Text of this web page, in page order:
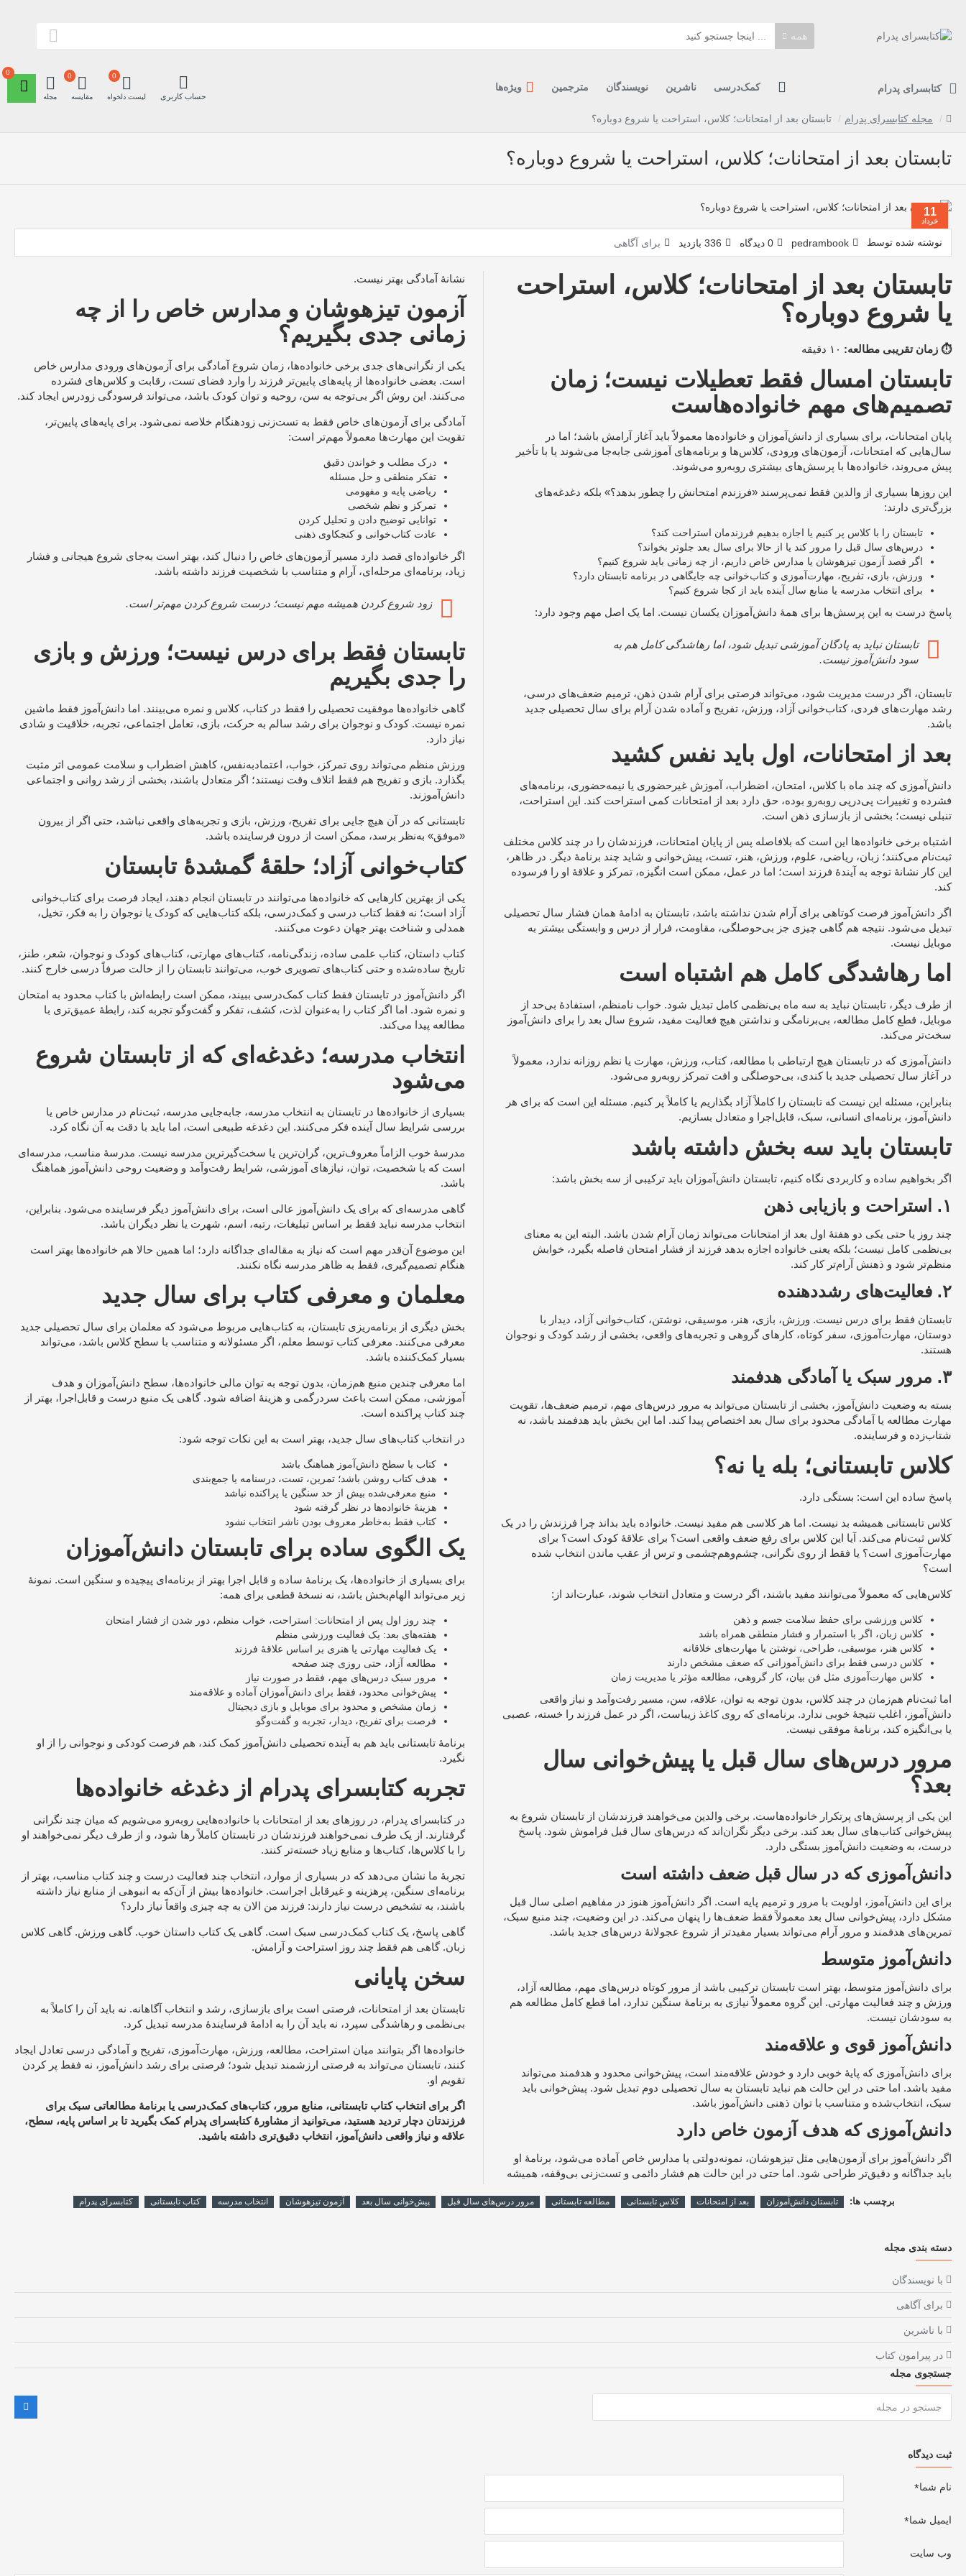
همه
کتابسرای پدرام کمک‌درسی ناشرین نویسندگان مترجمین ویژه‌ها
حساب کاربری لیست دلخواه
0
مقایسه
0
مجله
0
مجله کتابسرای پدرام تابستان بعد از امتحانات؛ کلاس، استراحت یا شروع دوباره؟
تابستان بعد از امتحانات؛ کلاس، استراحت یا شروع دوباره؟
11
خرداد
نوشته شده توسط pedrambook 0 دیدگاه 336 بازدید برای آگاهی
تابستان بعد از امتحانات؛ کلاس، استراحت
یا شروع دوباره؟
⏱ زمان تقریبی مطالعه:
تابستان امسال فقط تعطیلات نیست؛ زمان
تصمیم‌های مهم خانواده‌هاست
پایان امتحانات، برای بسیاری از دانش‌آموزان و خانواده‌ها معمولاً باید آغاز آرامش باشد؛ اما در
سال‌هایی که امتحانات، آزمون‌های ورودی، کلاس‌ها و برنامه‌های آموزشی جابه‌جا می‌شوند یا با تأخیر
پیش می‌روند، خانواده‌ها با پرسش‌های بیشتری روبه‌رو می‌شوند.
این روزها بسیاری از والدین فقط نمی‌پرسند «فرزندم امتحانش را چطور بدهد؟» بلکه دغدغه‌های
بزرگ‌تری دارند:
تابستان را با کلاس پر کنیم یا اجازه بدهیم فرزندمان استراحت کند؟
درس‌های سال قبل را مرور کند یا از حالا برای سال بعد جلوتر بخواند؟
اگر قصد آزمون تیزهوشان یا مدارس خاص داریم، از چه زمانی باید شروع کنیم؟
ورزش، بازی، تفریح، مهارت‌آموزی و کتاب‌خوانی چه جایگاهی در برنامه تابستان دارد؟
برای انتخاب مدرسه یا منابع سال آینده باید از کجا شروع کنیم؟
پاسخ درست به این پرسش‌ها برای همهٔ دانش‌آموزان یکسان نیست. اما یک اصل مهم وجود دارد:
تابستان نباید به پادگان آموزشی تبدیل شود، اما رهاشدگی کامل هم به
سود دانش‌آموز نیست.
تابستان، اگر درست مدیریت شود، می‌تواند فرصتی برای آرام شدن ذهن، ترمیم ضعف‌های درسی،
رشد مهارت‌های فردی، کتاب‌خوانی آزاد، ورزش، تفریح و آماده شدن آرام برای سال تحصیلی جدید
باشد.
بعد از امتحانات، اول باید نفس کشید
دانش‌آموزی که چند ماه با کلاس، امتحان، اضطراب، آموزش غیرحضوری یا نیمه‌حضوری، برنامه‌های
فشرده و تغییرات پی‌درپی روبه‌رو بوده، حق دارد بعد از امتحانات کمی استراحت کند. این استراحت،
تنبلی نیست؛ بخشی از بازسازی ذهن است.
اشتباه برخی خانواده‌ها این است که بلافاصله پس از پایان امتحانات، فرزندشان را در چند کلاس مختلف
ثبت‌نام می‌کنند؛ زبان، ریاضی، علوم، ورزش، هنر، تست، پیش‌خوانی و شاید چند برنامهٔ دیگر. در ظاهر،
این کار نشانهٔ توجه به آیندهٔ فرزند است؛ اما در عمل، ممکن است انگیزه، تمرکز و علاقهٔ او را فرسوده
کند.
اگر دانش‌آموز فرصت کوتاهی برای آرام شدن نداشته باشد، تابستان به ادامهٔ همان فشار سال تحصیلی
تبدیل می‌شود. نتیجه هم گاهی چیزی جز بی‌حوصلگی، مقاومت، فرار از درس و وابستگی بیشتر به
موبایل نیست.
اما رهاشدگی کامل هم اشتباه است
از طرف دیگر، تابستان نباید به سه ماه بی‌نظمی کامل تبدیل شود. خواب نامنظم، استفادهٔ بی‌حد از
موبایل، قطع کامل مطالعه، بی‌برنامگی و نداشتن هیچ فعالیت مفید، شروع سال بعد را برای دانش‌آموز
سخت‌تر می‌کند.
دانش‌آموزی که در تابستان هیچ ارتباطی با مطالعه، کتاب، ورزش، مهارت یا نظم روزانه ندارد، معمولاً
در آغاز سال تحصیلی جدید با کندی، بی‌حوصلگی و افت تمرکز روبه‌رو می‌شود.
بنابراین، مسئله این نیست که تابستان را کاملاً آزاد بگذاریم یا کاملاً پر کنیم. مسئله این است که برای هر
دانش‌آموز، برنامه‌ای انسانی، سبک، قابل‌اجرا و متعادل بسازیم.
تابستان باید سه بخش داشته باشد
اگر بخواهیم ساده و کاربردی نگاه کنیم، تابستان دانش‌آموزان باید ترکیبی از سه بخش باشد:
۱. استراحت و بازیابی ذهن
چند روز یا حتی یکی دو هفتهٔ اول بعد از امتحانات می‌تواند زمان آرام شدن باشد. البته این به معنای
بی‌نظمی کامل نیست؛ بلکه یعنی خانواده اجازه بدهد فرزند از فشار امتحان فاصله بگیرد، خوابش
منظم‌تر شود و ذهنش آرام‌تر کار کند.
۲. فعالیت‌های رشددهنده
تابستان فقط برای درس نیست. ورزش، بازی، هنر، موسیقی، نوشتن، کتاب‌خوانی آزاد، دیدار با
دوستان، مهارت‌آموزی، سفر کوتاه، کارهای گروهی و تجربه‌های واقعی، بخشی از رشد کودک و نوجوان
هستند.
۳. مرور سبک یا آمادگی هدفمند
بسته به وضعیت دانش‌آموز، بخشی از تابستان می‌تواند به مرور درس‌های مهم، ترمیم ضعف‌ها، تقویت
مهارت مطالعه یا آمادگی محدود برای سال بعد اختصاص پیدا کند. اما این بخش باید هدفمند باشد، نه
شتاب‌زده و فرساینده.
کلاس تابستانی؛ بله یا نه؟
پاسخ ساده این است: بستگی دارد.
کلاس تابستانی همیشه بد نیست. اما هر کلاسی هم مفید نیست. خانواده باید بداند چرا فرزندش را در یک
کلاس ثبت‌نام می‌کند. آیا این کلاس برای رفع ضعف واقعی است؟ برای علاقهٔ کودک است؟ برای
مهارت‌آموزی است؟ یا فقط از روی نگرانی، چشم‌وهم‌چشمی و ترس از عقب ماندن انتخاب شده
است؟
کلاس‌هایی که معمولاً می‌توانند مفید باشند، اگر درست و متعادل انتخاب شوند، عبارت‌اند از:
کلاس ورزشی برای حفظ سلامت جسم و ذهن
کلاس زبان، اگر با استمرار و فشار منطقی همراه باشد
کلاس هنر، موسیقی، طراحی، نوشتن یا مهارت‌های خلاقانه
کلاس درسی فقط برای دانش‌آموزانی که ضعف مشخص دارند
کلاس مهارت‌آموزی مثل فن بیان، کار گروهی، مطالعه مؤثر یا مدیریت زمان
اما ثبت‌نام هم‌زمان در چند کلاس، بدون توجه به توان، علاقه، سن، مسیر رفت‌وآمد و نیاز واقعی
دانش‌آموز، اغلب نتیجهٔ خوبی ندارد. برنامه‌ای که روی کاغذ زیباست، اگر در عمل فرزند را خسته، عصبی
یا بی‌انگیزه کند، برنامهٔ موفقی نیست.
مرور درس‌های سال قبل یا پیش‌خوانی سال
بعد؟
این یکی از پرسش‌های پرتکرار خانواده‌هاست. برخی والدین می‌خواهند فرزندشان از تابستان شروع به
پیش‌خوانی کتاب‌های سال بعد کند. برخی دیگر نگران‌اند که درس‌های سال قبل فراموش شود. پاسخ
درست، به وضعیت دانش‌آموز بستگی دارد.
دانش‌آموزی که در سال قبل ضعف داشته است
برای این دانش‌آموز، اولویت با مرور و ترمیم پایه است. اگر دانش‌آموز هنوز در مفاهیم اصلی سال قبل
مشکل دارد، پیش‌خوانی سال بعد معمولاً فقط ضعف‌ها را پنهان می‌کند. در این وضعیت، چند منبع سبک،
تمرین‌های هدفمند و مرور آرام می‌تواند بسیار مفیدتر از شروع عجولانهٔ درس‌های جدید باشد.
دانش‌آموز متوسط
برای دانش‌آموز متوسط، بهتر است تابستان ترکیبی باشد از مرور کوتاه درس‌های مهم، مطالعه آزاد،
ورزش و چند فعالیت مهارتی. این گروه معمولاً نیازی به برنامهٔ سنگین ندارد، اما قطع کامل مطالعه هم
به سودشان نیست.
دانش‌آموز قوی و علاقه‌مند
برای دانش‌آموزی که پایهٔ خوبی دارد و خودش علاقه‌مند است، پیش‌خوانی محدود و هدفمند می‌تواند
مفید باشد. اما حتی در این حالت هم نباید تابستان به سال تحصیلی دوم تبدیل شود. پیش‌خوانی باید
سبک، انتخاب‌شده و متناسب با توان ذهنی دانش‌آموز باشد.
دانش‌آموزی که هدف آزمون خاص دارد
اگر دانش‌آموز برای آزمون‌هایی مثل تیزهوشان، نمونه‌دولتی یا مدارس خاص آماده می‌شود، برنامهٔ او
باید جداگانه و دقیق‌تر طراحی شود. اما حتی در این حالت هم فشار دائمی و تست‌زنی بی‌وقفه، همیشه
نشانهٔ آمادگی بهتر نیست.
آزمون تیزهوشان و مدارس خاص را از چه
زمانی جدی بگیریم؟
یکی از نگرانی‌های جدی برخی خانواده‌ها، زمان شروع آمادگی برای آزمون‌های ورودی مدارس خاص
است. بعضی خانواده‌ها از پایه‌های پایین‌تر فرزند را وارد فضای تست، رقابت و کلاس‌های فشرده
می‌کنند. این روش اگر بی‌توجه به سن، روحیه و توان کودک باشد، می‌تواند فرسودگی زودرس ایجاد کند.
آمادگی برای آزمون‌های خاص فقط به تست‌زنی زودهنگام خلاصه نمی‌شود. برای پایه‌های پایین‌تر،
تقویت این مهارت‌ها معمولاً مهم‌تر است:
درک مطلب و خواندن دقیق
تفکر منطقی و حل مسئله
ریاضی پایه و مفهومی
تمرکز و نظم شخصی
توانایی توضیح دادن و تحلیل کردن
عادت کتاب‌خوانی و کنجکاوی ذهنی
اگر خانواده‌ای قصد دارد مسیر آزمون‌های خاص را دنبال کند، بهتر است به‌جای شروع هیجانی و فشار
زیاد، برنامه‌ای مرحله‌ای، آرام و متناسب با شخصیت فرزند داشته باشد.
زود شروع کردن همیشه مهم نیست؛ درست شروع کردن مهم‌تر است.
تابستان فقط برای درس نیست؛ ورزش و بازی
را جدی بگیریم
گاهی خانواده‌ها موفقیت تحصیلی را فقط در کتاب، کلاس و نمره می‌بینند. اما دانش‌آموز فقط ماشین
نمره نیست. کودک و نوجوان برای رشد سالم به حرکت، بازی، تعامل اجتماعی، تجربه، خلاقیت و شادی
نیاز دارد.
ورزش منظم می‌تواند روی تمرکز، خواب، اعتمادبه‌نفس، کاهش اضطراب و سلامت عمومی اثر مثبت
بگذارد. بازی و تفریح هم فقط اتلاف وقت نیستند؛ اگر متعادل باشند، بخشی از رشد روانی و اجتماعی
دانش‌آموزند.
تابستانی که در آن هیچ جایی برای تفریح، ورزش، بازی و تجربه‌های واقعی نباشد، حتی اگر از بیرون
«موفق» به‌نظر برسد، ممکن است از درون فرساینده باشد.
کتاب‌خوانی آزاد؛ حلقهٔ گمشدهٔ تابستان
یکی از بهترین کارهایی که خانواده‌ها می‌توانند در تابستان انجام دهند، ایجاد فرصت برای کتاب‌خوانی
آزاد است؛ نه فقط کتاب درسی و کمک‌درسی، بلکه کتاب‌هایی که کودک یا نوجوان را به فکر، تخیل،
همدلی و شناخت بهتر جهان دعوت می‌کنند.
کتاب داستان، کتاب علمی ساده، زندگی‌نامه، کتاب‌های مهارتی، کتاب‌های کودک و نوجوان، شعر، طنز،
تاریخ ساده‌شده و حتی کتاب‌های تصویری خوب، می‌توانند تابستان را از حالت صرفاً درسی خارج کنند.
اگر دانش‌آموز در تابستان فقط کتاب کمک‌درسی ببیند، ممکن است رابطه‌اش با کتاب محدود به امتحان
و نمره شود. اما اگر کتاب را به‌عنوان لذت، کشف، تفکر و گفت‌وگو تجربه کند، رابطهٔ عمیق‌تری با
مطالعه پیدا می‌کند.
انتخاب مدرسه؛ دغدغه‌ای که از تابستان شروع
می‌شود
بسیاری از خانواده‌ها در تابستان به انتخاب مدرسه، جابه‌جایی مدرسه، ثبت‌نام در مدارس خاص یا
بررسی شرایط سال آینده فکر می‌کنند. این دغدغه طبیعی است، اما باید با دقت به آن نگاه کرد.
مدرسهٔ خوب الزاماً معروف‌ترین، گران‌ترین یا سخت‌گیرترین مدرسه نیست. مدرسهٔ مناسب، مدرسه‌ای
است که با شخصیت، توان، نیازهای آموزشی، شرایط رفت‌وآمد و وضعیت روحی دانش‌آموز هماهنگ
باشد.
گاهی مدرسه‌ای که برای یک دانش‌آموز عالی است، برای دانش‌آموز دیگر فرساینده می‌شود. بنابراین،
انتخاب مدرسه نباید فقط بر اساس تبلیغات، رتبه، اسم، شهرت یا نظر دیگران باشد.
این موضوع آن‌قدر مهم است که نیاز به مقاله‌ای جداگانه دارد؛ اما همین حالا هم خانواده‌ها بهتر است
هنگام تصمیم‌گیری، فقط به ظاهر مدرسه نگاه نکنند.
معلمان و معرفی کتاب برای سال جدید
بخش دیگری از برنامه‌ریزی تابستان، به کتاب‌هایی مربوط می‌شود که معلمان برای سال تحصیلی جدید
معرفی می‌کنند. معرفی کتاب توسط معلم، اگر مسئولانه و متناسب با سطح کلاس باشد، می‌تواند
بسیار کمک‌کننده باشد.
اما معرفی چندین منبع هم‌زمان، بدون توجه به توان مالی خانواده‌ها، سطح دانش‌آموزان و هدف
آموزشی، ممکن است باعث سردرگمی و هزینهٔ اضافه شود. گاهی یک منبع درست و قابل‌اجرا، بهتر از
چند کتاب پراکنده است.
در انتخاب کتاب‌های سال جدید، بهتر است به این نکات توجه شود:
کتاب با سطح دانش‌آموز هماهنگ باشد
هدف کتاب روشن باشد؛ تمرین، تست، درسنامه یا جمع‌بندی
منبع معرفی‌شده بیش از حد سنگین یا پراکنده نباشد
هزینهٔ خانواده‌ها در نظر گرفته شود
کتاب فقط به‌خاطر معروف بودن ناشر انتخاب نشود
یک الگوی ساده برای تابستان دانش‌آموزان
برای بسیاری از خانواده‌ها، یک برنامهٔ ساده و قابل اجرا بهتر از برنامه‌ای پیچیده و سنگین است. نمونهٔ
زیر می‌تواند الهام‌بخش باشد، نه نسخهٔ قطعی برای همه:
چند روز اول پس از امتحانات: استراحت، خواب منظم، دور شدن از فشار امتحان
هفته‌های بعد: یک فعالیت ورزشی منظم
یک فعالیت مهارتی یا هنری بر اساس علاقهٔ فرزند
مطالعه آزاد، حتی روزی چند صفحه
مرور سبک درس‌های مهم، فقط در صورت نیاز
پیش‌خوانی محدود، فقط برای دانش‌آموزان آماده و علاقه‌مند
زمان مشخص و محدود برای موبایل و بازی دیجیتال
فرصت برای تفریح، دیدار، تجربه و گفت‌وگو
برنامهٔ تابستانی باید هم به آینده تحصیلی دانش‌آموز کمک کند، هم فرصت کودکی و نوجوانی را از او
نگیرد.
تجربه کتابسرای پدرام از دغدغه خانواده‌ها
در کتابسرای پدرام، در روزهای بعد از امتحانات با خانواده‌هایی روبه‌رو می‌شویم که میان چند نگرانی
گرفتارند. از یک طرف نمی‌خواهند فرزندشان در تابستان کاملاً رها شود، و از طرف دیگر نمی‌خواهند او
را با کلاس‌ها، کتاب‌ها و منابع زیاد خسته‌تر کنند.
تجربهٔ ما نشان می‌دهد که در بسیاری از موارد، انتخاب چند فعالیت درست و چند کتاب مناسب، بهتر از
برنامه‌ای سنگین، پرهزینه و غیرقابل اجراست. خانواده‌ها بیش از آن‌که به انبوهی از منابع نیاز داشته
باشند، به تشخیص درست نیاز دارند: فرزند من الان به چه چیزی واقعاً نیاز دارد؟
گاهی پاسخ، یک کتاب کمک‌درسی سبک است. گاهی یک کتاب داستان خوب. گاهی ورزش. گاهی کلاس
زبان. گاهی هم فقط چند روز استراحت و آرامش.
سخن پایانی
تابستان بعد از امتحانات، فرصتی است برای بازسازی، رشد و انتخاب آگاهانه. نه باید آن را کاملاً به
بی‌نظمی و رهاشدگی سپرد، نه باید آن را به ادامهٔ فرسایندهٔ مدرسه تبدیل کرد.
خانواده‌ها اگر بتوانند میان استراحت، مطالعه، ورزش، مهارت‌آموزی، تفریح و آمادگی درسی تعادل ایجاد
کنند، تابستان می‌تواند به فرصتی ارزشمند تبدیل شود؛ فرصتی برای رشد دانش‌آموز، نه فقط پر کردن
تقویم او.
اگر برای انتخاب کتاب تابستانی، منابع مرور، کتاب‌های کمک‌درسی یا برنامهٔ مطالعاتی سبک برای
فرزندتان دچار تردید هستید، می‌توانید از مشاورهٔ کتابسرای پدرام کمک بگیرید تا بر اساس پایه، سطح،
علاقه و نیاز واقعی دانش‌آموز، انتخاب دقیق‌تری داشته باشید.
برچسب ها: تابستان دانش‌آموزان بعد از امتحانات کلاس تابستانی مطالعه تابستانی مرور درس‌های سال قبل پیش‌خوانی سال بعد آزمون تیزهوشان انتخاب مدرسه کتاب تابستانی کتابسرای پدرام
دسته بندی مجله
با نویسندگان
برای آگاهی
با ناشرین
در پیرامون کتاب
جستجوی مجله
ثبت دیدگاه
نام شما
ایمیل شما
وب سایت